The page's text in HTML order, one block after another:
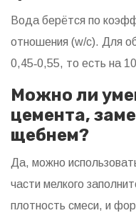
Вода берётся по
отношения (w/c). Для
0,45‑0,55, то есть на
Можно ли
цемента,
щебнем?
Да, можно
части мелкого
плотность смеси, и